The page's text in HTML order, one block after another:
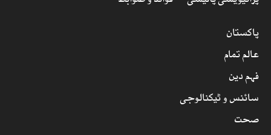
پاکستان
عالم تمام
فہم دین
سائنس و ٹیکنالوجی
صحت